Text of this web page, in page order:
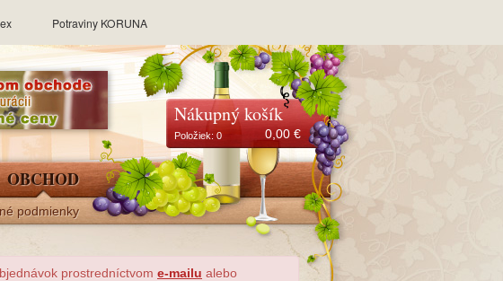
Potraviny KORUNA
Nákupný košík
Položiek: 0 0,00 €
OBCHOD
podmienky
prostredníctvom e-mailu alebo